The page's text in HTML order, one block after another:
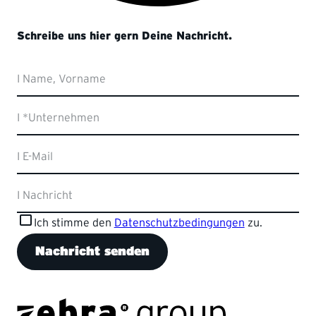
Schreibe uns hier gern Deine Nachricht.
I Name, Vorname
I *Unternehmen
I E-Mail
I Nachricht
Ich stimme den Datenschutzbedingungen zu.
Nachricht senden